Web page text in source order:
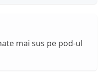
mai sus pe pod-ul